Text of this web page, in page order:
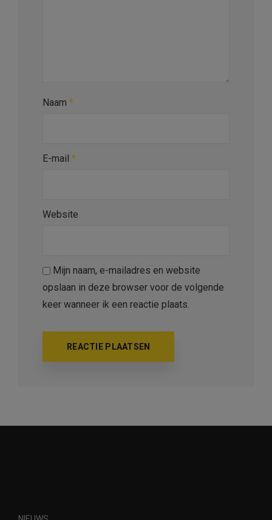
Naam *
E-mail *
Website
Mijn naam, e-mailadres en website
opslaan in deze browser voor de volgende
keer wanneer ik een reactie plaats.